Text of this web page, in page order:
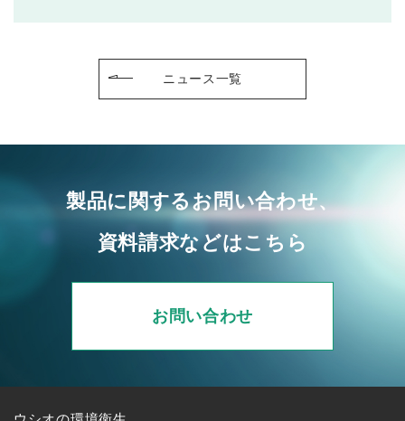
ニュース一覧
製品に関するお問い合わせ、
資料請求などはこちら
お問い合わせ